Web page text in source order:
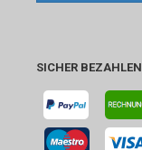
SICHER BEZAHLEN